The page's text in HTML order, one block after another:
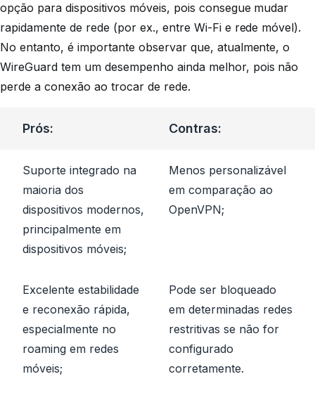
opção para dispositivos móveis, pois consegue mudar
rapidamente de rede (por ex., entre Wi-Fi e rede móvel).
No entanto, é importante observar que, atualmente, o
WireGuard tem um desempenho ainda melhor, pois não
perde a conexão ao trocar de rede.
Prós: Contras:
Suporte integrado na
maioria dos
dispositivos modernos,
principalmente em
dispositivos móveis;
Menos personalizável
em comparação ao
OpenVPN;
Excelente estabilidade
e reconexão rápida,
especialmente no
roaming em redes
móveis;
Pode ser bloqueado
em determinadas redes
restritivas se não for
configurado
corretamente.